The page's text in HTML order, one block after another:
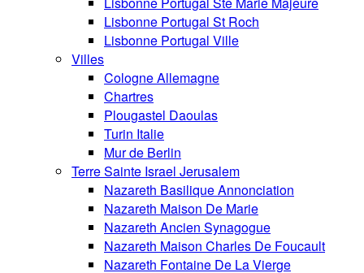
Lisbonne Portugal St Roch
Lisbonne Portugal Ville
Villes
Cologne Allemagne
Chartres
Plougastel Daoulas
Turin Italie
Mur de Berlin
Terre Sainte Israel Jerusalem
Nazareth Basilique Annonciation
Nazareth Maison De Marie
Nazareth Ancien Synagogue
Nazareth Maison Charles De Foucault
Nazareth Fontaine De La Vierge